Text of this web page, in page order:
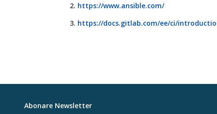
https://www.ansible.com/
https://docs.gitlab.com/ee/ci/
Abonare Newsletter